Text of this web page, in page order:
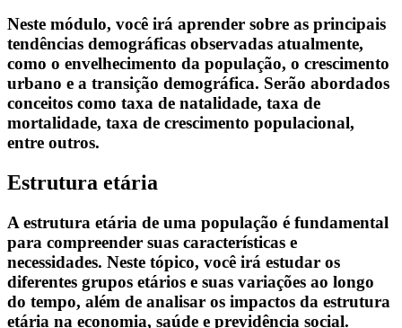
Neste módulo, você irá aprender sobre as principais
tendências demográficas observadas atualmente,
como o envelhecimento da população, o crescimento
urbano e a transição demográfica. Serão abordados
conceitos como taxa de natalidade, taxa de
mortalidade, taxa de crescimento populacional,
entre outros.
Estrutura etária
A estrutura etária de uma população é fundamental
para compreender suas características e
necessidades. Neste tópico, você irá estudar os
diferentes grupos etários e suas variações ao longo
do tempo, além de analisar os impactos da estrutura
etária na economia, saúde e previdência social.